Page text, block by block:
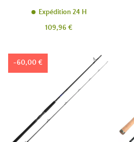
Expédition 24 H
Prix
109,96 €
-60,00 €